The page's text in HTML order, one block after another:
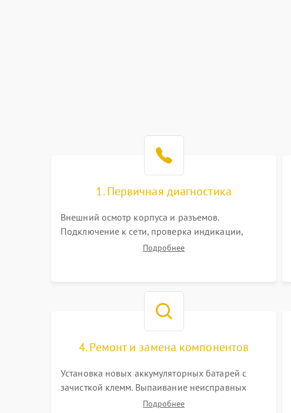
1. Первичная диагностика
Внешний осмотр корпуса и разъемов.
Подключение к сети, проверка индикации,
звуковых сигналов и кодов ошибок. Измерение
Подробнее
4. Ремонт и замена компонентов
Установка новых аккумуляторных батарей с
зачисткой клемм. Выпаивание неисправных
элементов инвертора или цепи зарядки и
Подробнее